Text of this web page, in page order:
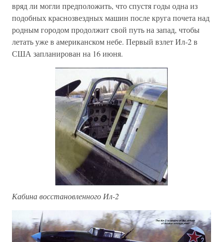
вряд ли могли предположить, что спустя годы одна из
подобных краснозвездных машин после круга почета над
родным городом продолжит свой путь на запад, чтобы
летать уже в американском небе. Первый взлет Ил-2 в
США запланирован на 16 июня.
Кабина восстановленного Ил-2